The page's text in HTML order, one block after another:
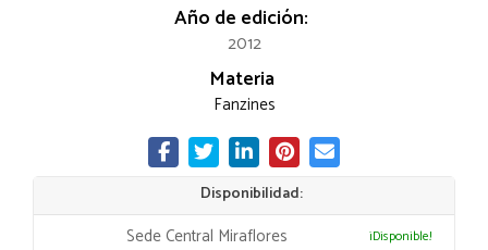
Año de edición:
2012
Materia
Fanzines
Disponibilidad:
Sede Central Miraflores ¡Disponible!